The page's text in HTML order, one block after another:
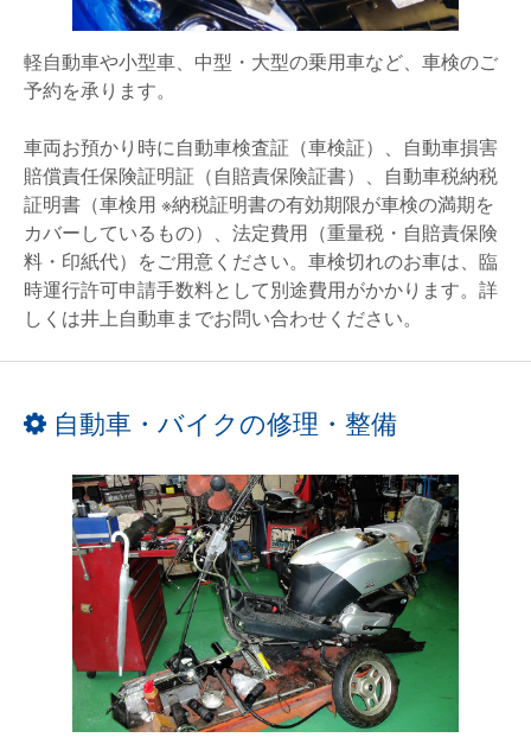
軽自動車や小型車、中型・大型の乗用車など、車検のご
予約を承ります。
車両お預かり時に自動車検査証（車検証）、自動車損害
賠償責任保険証明証（自賠責保険証書）、自動車税納税
証明書（車検用 ※納税証明書の有効期限が車検の満期を
カバーしているもの）、法定費用（重量税・自賠責保険
料・印紙代）をご用意ください。車検切れのお車は、臨
時運行許可申請手数料として別途費用がかかります。詳
しくは井上自動車までお問い合わせください。
自動車・バイクの修理・整備